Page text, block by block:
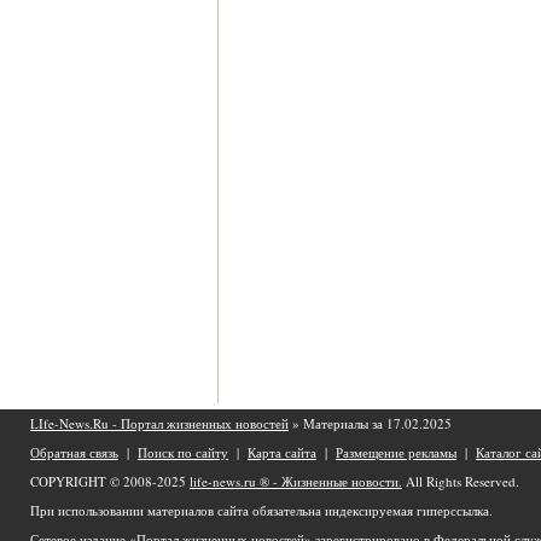
LIfe-News.Ru - Портал жизненных новостей » Материалы за 17.02.2025
Обратная связь | Поиск по сайту | Карта сайта | Размещение рекламы | Каталог
COPYRIGHT © 2008-2025 life-news.ru ® - Жизненные новости. All Rights Reserved.
При использовании материалов сайта обязательна индексируемая гиперссылка.